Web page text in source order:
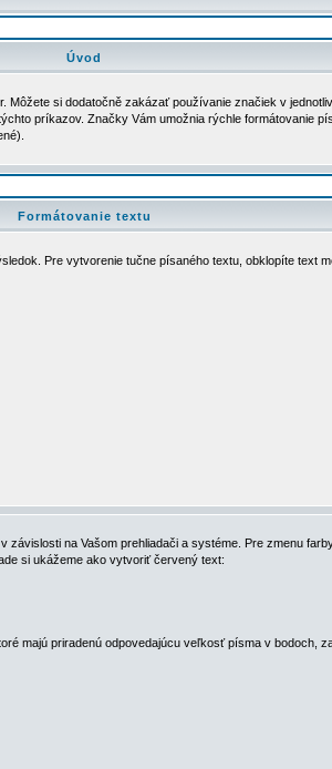
Úvod
si dodatočně zakázať používanie značiek v
príkazov. Značky Vám umožnia rýchle formátovanie
Formátovanie textu
Pre vytvorenie tučne písaného textu, obklopíte text
na Vašom prehliadači a systéme. Pre zmenu
si ukážeme ako vytvoriť červený text:
majú priradenú odpovedajúcu veľkosť písma v